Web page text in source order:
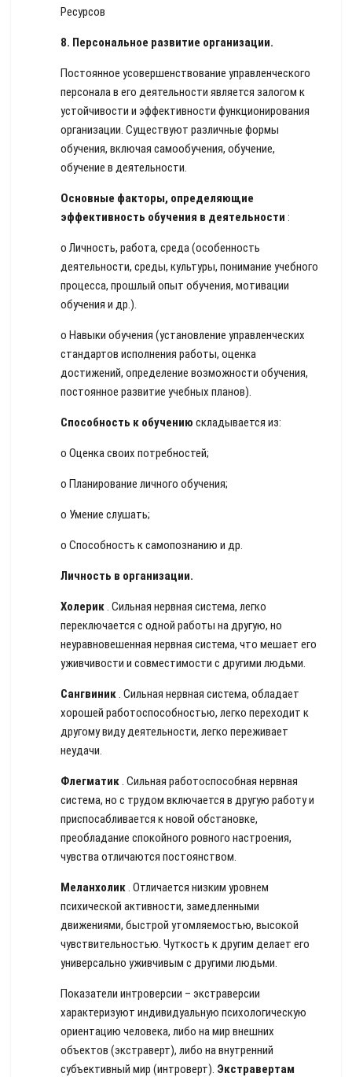
Ресурсов
8. Персональное развитие организации.
Постоянное усовершенствование управленческого
персонала в его деятельности является залогом к
устойчивости и эффективности функционирования
организации. Существуют различные формы
обучения, включая самообучения, обучение,
обучение в деятельности.
Основные факторы, определяющие
эффективность обучения в деятельности :
o Личность, работа, среда (особенность
деятельности, среды, культуры, понимание учебного
процесса, прошлый опыт обучения, мотивации
обучения и др.).
o Навыки обучения (установление управленческих
стандартов исполнения работы, оценка
достижений, определение возможности обучения,
постоянное развитие учебных планов).
Способность к обучению складывается из:
o Оценка своих потребностей;
o Планирование личного обучения;
o Умение слушать;
o Способность к самопознанию и др.
Личность в организации.
Холерик. Сильная нервная система, легко
переключается с одной работы на другую, но
неуравновешенная нервная система, что мешает его
уживчивости и совместимости с другими людьми.
Сангвиник. Сильная нервная система, обладает
хорошей работоспособностью, легко переходит к
другому виду деятельности, легко переживает
неудачи.
Флегматик. Сильная работоспособная нервная
система, но с трудом включается в другую работу и
приспосабливается к новой обстановке,
преобладание спокойного ровного настроения,
чувства отличаются постоянством.
Меланхолик. Отличается низким уровнем
психической активности, замедленными
движениями, быстрой утомляемостью, высокой
чувствительностью. Чуткость к другим делает его
универсально уживчивым с другими людьми.
Показатели интроверсии – экстраверсии
характеризуют индивидуальную психологическую
ориентацию человека, либо на мир внешних
объектов (экстраверт), либо на внутренний
субъективный мир (интроверт). Экстравертам